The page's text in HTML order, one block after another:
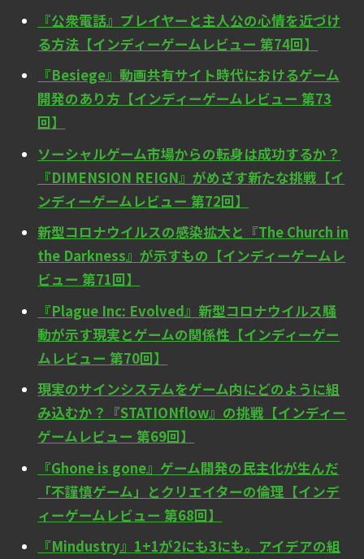
『公衆電話』プレイヤーと主人公の心情を近づけ
る方法【インディーゲームレビュー 第74回】
『Besiege』動画共有サイト時代におけるゲーム
開発のあり方【インディーゲームレビュー 第73
回】
ソーシャルゲーム市場からの転身は成功するか？
『DIMENSION REIGN』がめざす新たな挑戦【イ
ンディーゲームレビュー 第72回】
新型コロナウイルスの感染拡大と『The Church in
the Darkness』が示すもの【インディーゲームレ
ビュー 第71回】
『Plague Inc: Evolved』新型コロナウイルス騒
動が示す現実とゲームの関係性【インディーゲー
ムレビュー 第70回】
現実のサインシステムをゲーム内にどのように組
み込むか？『STATIONflow』の挑戦【インディー
ゲームレビュー 第69回】
『Ghone is gone』ゲーム開発の民主化が生んだ
「不謹慎ゲーム」とクリエイターの倫理【インデ
ィーゲームレビュー 第68回】
『Mindustry』1+1が2にも3にも。アイデアの組